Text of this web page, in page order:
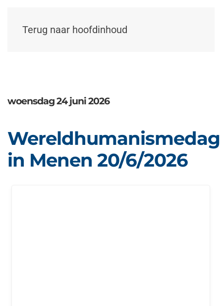
Terug naar hoofdinhoud
woensdag 24 juni 2026
Wereldhumanismedag
in Menen 20/6/2026